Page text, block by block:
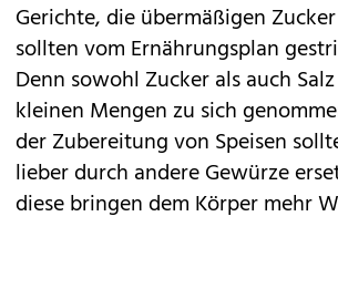
Gerichte, die übermäßigen
sollten vom Ernährungsplan
Denn sowohl Zucker als auch
kleinen Mengen zu sich
der Zubereitung von Speisen
lieber durch andere Gewürze
diese bringen dem Körper mehr